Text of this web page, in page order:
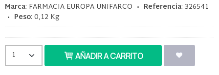
Marca: FARMACIA EUROPA UNIFARCO • Referencia: 326541
• Peso: 0,12 Kg
AÑADIR A CARRITO